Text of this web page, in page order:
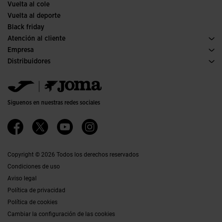
Vuelta al cole
Vuelta al deporte
Black friday
Atención al cliente
Condiciones de compra
Transporte y entrega
Preguntas frecuentes
Empresa
Historia
Política de calidad y medio ambiente
Trabaja con nosotros
Proyectos subvencionados
Canal ético
Distribuidores
Jomanet
Área marketing
Contacto
Siguenos en nuestras redes sociales
Copyright © 2026 Todos los derechos reservados
Condiciones de uso
Aviso legal
Política de privacidad
Política de cookies
Cambiar la configuración de las cookies